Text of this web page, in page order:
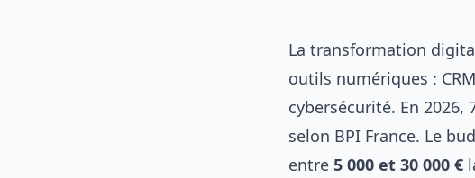
La transformation
outils numériques :
cybersécurité. En
selon BPI France. Le
entre 5 000 et 30 000 €